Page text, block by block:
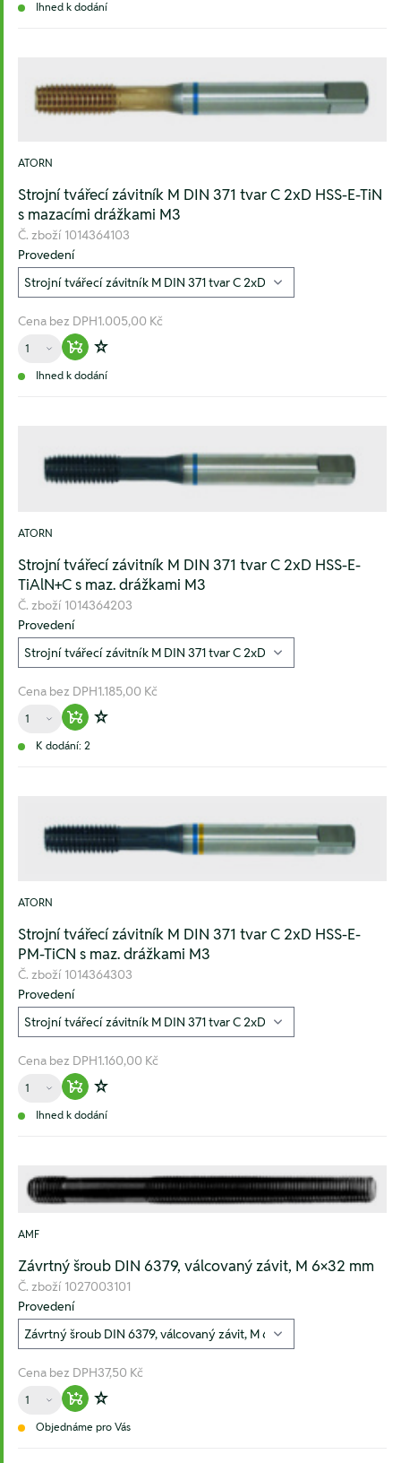
Ihned k dodání
ATORN
Strojní tvářecí závitník M DIN 371 tvar C 2xD HSS-E-TiN
s mazacími drážkami M3
Č. zboží 1014364103
Provedení
Cena bez DPH1.005,00 Kč
Množství
Warenkorb hinzufügen
Zur Wunschliste hinzufügen
Ihned k dodání
ATORN
Strojní tvářecí závitník M DIN 371 tvar C 2xD HSS-E-
TiAlN+C s maz. drážkami M3
Č. zboží 1014364203
Provedení
Cena bez DPH1.185,00 Kč
Množství
Warenkorb hinzufügen
Zur Wunschliste hinzufügen
K dodání: 2
ATORN
Strojní tvářecí závitník M DIN 371 tvar C 2xD HSS-E-
PM-TiCN s maz. drážkami M3
Č. zboží 1014364303
Provedení
Cena bez DPH1.160,00 Kč
Množství
Warenkorb hinzufügen
Zur Wunschliste hinzufügen
Ihned k dodání
AMF
Závrtný šroub DIN 6379, válcovaný závit, M 6×32 mm
Č. zboží 1027003101
Provedení
Cena bez DPH37,50 Kč
Množství
Warenkorb hinzufügen
Zur Wunschliste hinzufügen
Objednáme pro Vás